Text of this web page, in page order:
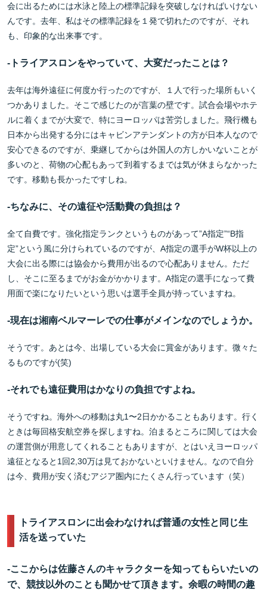
会に出るためには水泳と陸上の標準記録を突破しなければいけない
んです。去年、私はその標準記録を１発で切れたのですが、それ
も、印象的な出来事です。
- トライアスロンをやっていて、大変だったことは？
去年は海外遠征に何度か行ったのですが、１人で行った場所もいく
つかありました。そこで感じたのが言葉の壁です。試合会場やホテ
ルに着くまでが大変で、特にヨーロッパは苦労しました。飛行機も
日本から出発する分にはキャビンアテンダントの方が日本人なので
安心できるのですが、乗継してからは外国人の方しかいないことが
多いのと、荷物の心配もあって到着するまでは気が休まらなかった
です。移動も長かったですしね。
-ちなみに、その遠征や活動費の負担は？
全て自費です。強化指定ランクというものがあって”A指定”“B指
定”という風に分けられているのですが、A指定の選手がW杯以上の
大会に出る際には協会から費用が出るので心配ありません。ただ
し、そこに至るまでがお金がかかります。A指定の選手になって費
用面で楽になりたいという思いは選手全員が持っていますね。
-現在は湘南ベルマーレでの仕事がメインなのでしょうか。
そうです。あとは今、出場している大会に賞金があります。微々た
るものですが(笑)
-それでも遠征費用はかなりの負担ですよね。
そうですね。海外への移動は丸1〜2日かかることもあります。行く
ときは毎回格安航空券を探しますね。泊まるところに関しては大会
の運営側が用意してくれることもありますが、とはいえヨーロッパ
遠征となると1回2,30万は見ておかないといけません。なので自分
は今、費用が安く済むアジア圏内にたくさん行っています（笑）
トライアスロンに出会わなければ普通の女性と同じ生
活を送っていた
-ここからは佐藤さんのキャラクターを知ってもらいたいの
で、競技以外のことも聞かせて頂きます。余暇の時間の趣